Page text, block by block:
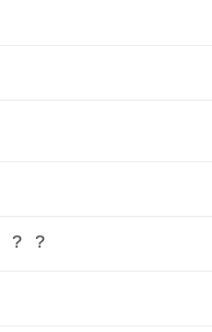
? ?